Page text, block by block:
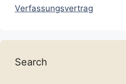
Verfassungsvertrag
Search